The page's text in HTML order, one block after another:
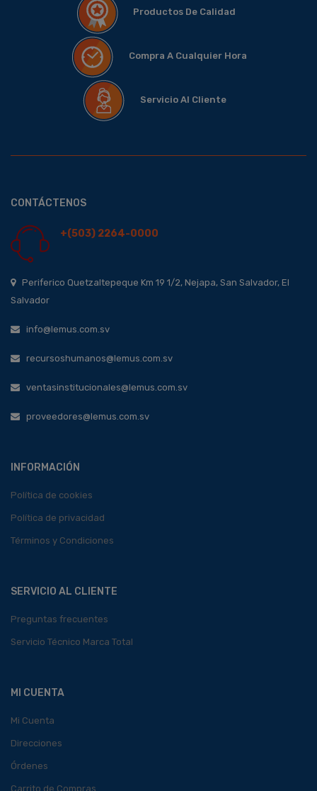
Productos De Calidad
Compra A Cualquier Hora
Servicio Al Cliente
CONTÁCTENOS
+(503) 2264-0000
Periferico Quetzaltepeque Km 19 1/2, Nejapa, San Salvador, El
Salvador
info@lemus.com.sv
recursoshumanos@lemus.com.sv
ventasinstitucionales@lemus.com.sv
proveedores@lemus.com.sv
INFORMACIÓN
Política de cookies
Política de privacidad
Términos y Condiciones
SERVICIO AL CLIENTE
Preguntas frecuentes
Servicio Técnico Marca Total
MI CUENTA
Mi Cuenta
Direcciones
Órdenes
Carrito de Compras